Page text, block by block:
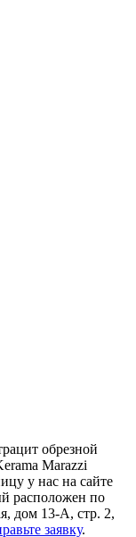
обрезной
Marazzi
у нас на сайте
расположен по
дом 13-А, стр. 2,
заявку.